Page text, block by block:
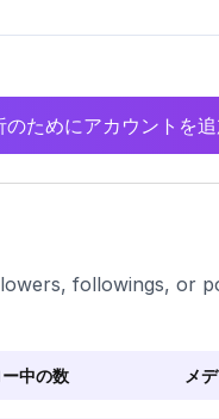
ためにアカウントを
followings, or
中の数 メ